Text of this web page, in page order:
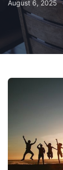
August 6, 2025